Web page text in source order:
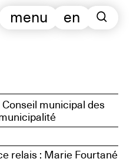
en
menu
municipal des
relais : Marie Fourtané